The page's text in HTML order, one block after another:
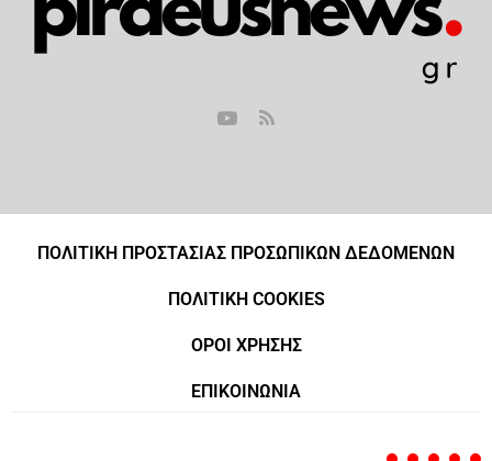
ΠΟΛΙΤΙΚΗ ΠΡΟΣΤΑΣΙΑΣ ΠΡΟΣΩΠΙΚΩΝ ΔΕΔΟΜΕΝΩΝ
ΠΟΛΙΤΙΚΗ COOKIES
ΟΡΟΙ ΧΡΗΣΗΣ
ΕΠΙΚΟΙΝΩΝΙΑ